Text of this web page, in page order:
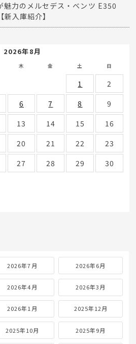
魅力のメルセデス・ベンツ E350
入庫紹介】
2026年8月
木 金 土 日
1
2
6 7 8
9
13 14 15
16
20 21 22
23
27 28 29
30
2026年7月 2026年6月
2026年4月 2026年3月
2026年1月 2025年12月
2025年10月 2025年9月